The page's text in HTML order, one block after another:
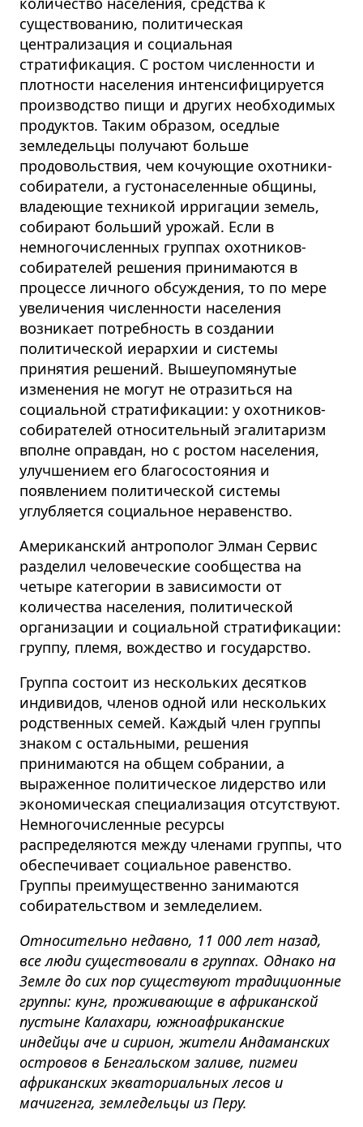
существованию, политическая
централизация и социальная
стратификация. С ростом численности и
плотности населения интенсифицируется
производство пищи и других необходимых
продуктов. Таким образом, оседлые
земледельцы получают больше
продовольствия, чем кочующие охотники-
собиратели, а густонаселенные общины,
владеющие техникой ирригации земель,
собирают больший урожай. Если в
немногочисленных группах охотников-
собирателей решения принимаются в
процессе личного обсуждения, то по мере
увеличения численности населения
возникает потребность в создании
политической иерархии и системы
принятия решений. Вышеупомянутые
изменения не могут не отразиться на
социальной стратификации: у охотников-
собирателей относительный эгалитаризм
вполне оправдан, но с ростом населения,
улучшением его благосостояния и
появлением политической системы
углубляется социальное неравенство.
Американский антрополог Элман Сервис
разделил человеческие сообщества на
четыре категории в зависимости от
количества населения, политической
организации и социальной стратификации:
группу, племя, вождество и государство.
Группа состоит из нескольких десятков
индивидов, членов одной или нескольких
родственных семей. Каждый член группы
знаком с остальными, решения
принимаются на общем собрании, а
выраженное политическое лидерство или
экономическая специализация отсутствуют.
Немногочисленные ресурсы
распределяются между членами группы, что
обеспечивает социальное равенство.
Группы преимущественно занимаются
собирательством и земледелием.
Относительно недавно, 11 000 лет назад,
все люди существовали в группах. Однако на
Земле до сих пор существуют традиционные
группы: кунг, проживающие в африканской
пустыне Калахари, южноафриканские
индейцы аче и сирион, жители Андаманских
островов в Бенгальском заливе, пигмеи
африканских экваториальных лесов и
мачигенга, земледельцы из Перу.